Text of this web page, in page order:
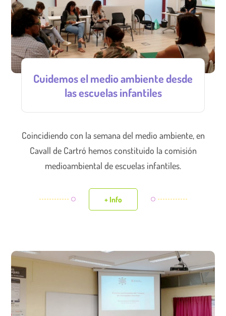
Cuidemos el medio ambiente desde
las escuelas infantiles
Coincidiendo con la semana del medio ambiente, en
Cavall de Cartró hemos constituido la comisión
medioambiental de escuelas infantiles.
+ Info